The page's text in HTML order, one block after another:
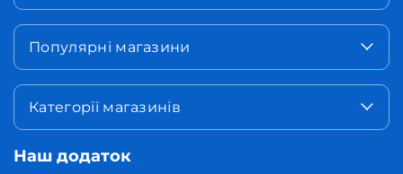
Популярні магазини
Категорії магазинів
Наш додаток